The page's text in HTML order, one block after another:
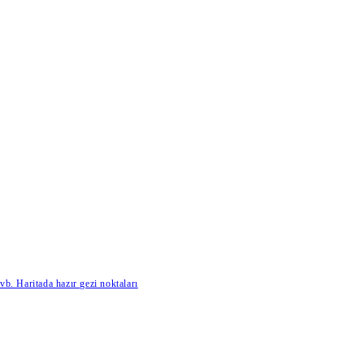
Haritada hazır gezi noktaları